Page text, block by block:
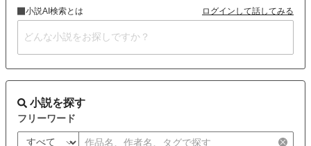
小説AI検索とは ログインして話してみる
小説を探す
フリーワード